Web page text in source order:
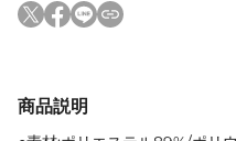
商品説明